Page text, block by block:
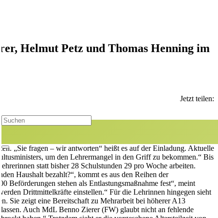
Helmut Petz und Thomas Henning im
Jetzt teilen:
„Sie fragen – wir antworten“ heißt es auf der Einladung. Aktuelle
um den Lehrermangel in den Griff zu bekommen.“ Bis
statt bisher 28 Schulstunden 29 pro Woche arbeiten.
Haushalt bezahlt?“, kommt es aus den Reihen der
Beförderungen stehen als Entlastungsmaßnahme fest“, meint
Drittmittelkräfte einstellen.“ Für die Lehrinnen hingegen sieht
Sie zeigt eine Bereitschaft zu Mehrarbeit bei höherer A13
Auch MdL Benno Zierer (FW) glaubt nicht an fehlende